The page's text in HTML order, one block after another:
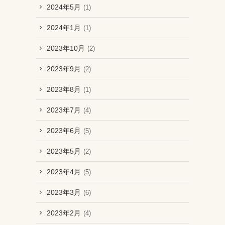
2024年5月 (1)
2024年1月 (1)
2023年10月 (2)
2023年9月 (2)
2023年8月 (1)
2023年7月 (4)
2023年6月 (5)
2023年5月 (2)
2023年4月 (5)
2023年3月 (6)
2023年2月 (4)